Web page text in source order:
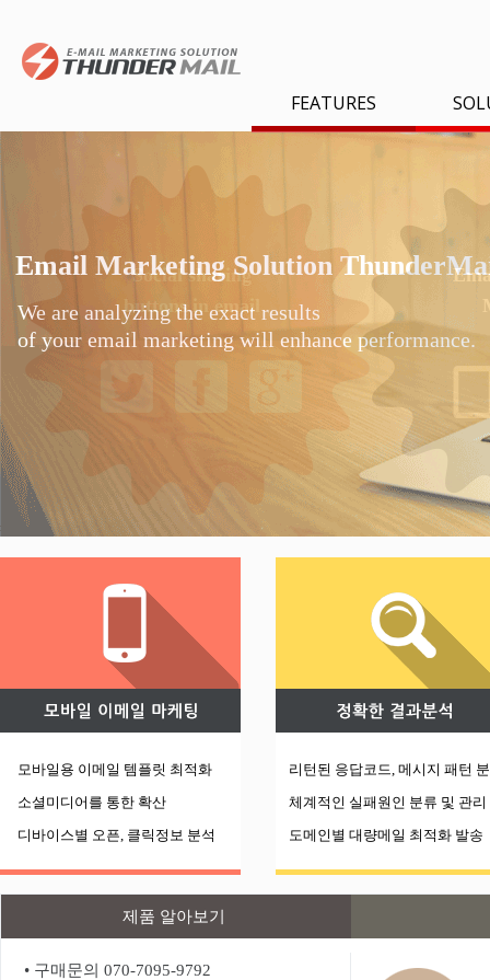
FEATURES
Email Marketing Solution
We are analyzing the exact results
of your email marketing will enhance performance.
Social sharing
buttons in email
모바일용 이메일 템플릿 최적화
소셜미디어를 통한 확산
디바이스별 오픈, 클릭정보 분석
리턴된 응답코드, 메시지 패턴 분
체계적인 실패원인 분류 및 관리
도메인별 대량메일 최적화 발송
제품 알아보기
• 구매문의 070-7095-9792